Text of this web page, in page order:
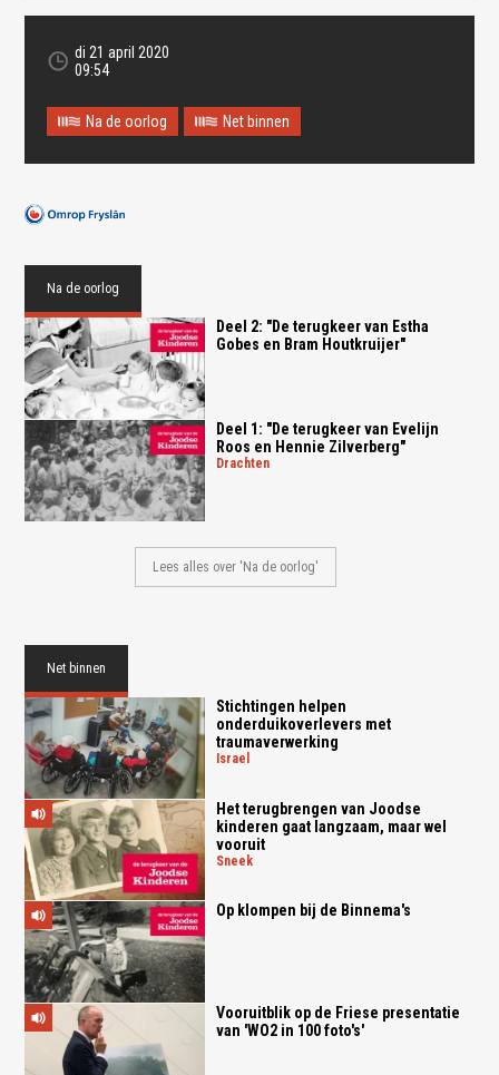
di 21 april 2020
09:54
Na de oorlog Net binnen
Na de oorlog
Deel 2: "De terugkeer van Estha
Gobes en Bram Houtkruijer"
Deel 1: "De terugkeer van Evelijn
Roos en Hennie Zilverberg"
drachten
Lees alles over 'Na de oorlog'
Net binnen
Stichtingen helpen
onderduikoverlevers met
traumaverwerking
israel
Het terugbrengen van Joodse
kinderen gaat langzaam, maar wel
vooruit
sneek
Op klompen bij de Binnema's
Vooruitblik op de Friese presentatie
van 'WO2 in 100 foto's'